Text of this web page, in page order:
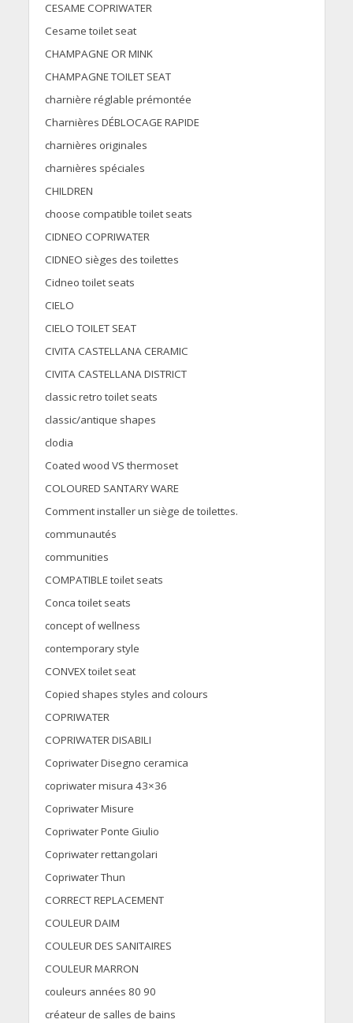
CESAME COPRIWATER
Cesame toilet seat
CHAMPAGNE OR MINK
CHAMPAGNE TOILET SEAT
charnière réglable prémontée
Charnières DÉBLOCAGE RAPIDE
charnières originales
charnières spéciales
CHILDREN
choose compatible toilet seats
CIDNEO COPRIWATER
CIDNEO sièges des toilettes
Cidneo toilet seats
CIELO
CIELO TOILET SEAT
CIVITA CASTELLANA CERAMIC
CIVITA CASTELLANA DISTRICT
classic retro toilet seats
classic/antique shapes
clodia
Coated wood VS thermoset
COLOURED SANTARY WARE
Comment installer un siège de toilettes.
communautés
communities
COMPATIBLE toilet seats
Conca toilet seats
concept of wellness
contemporary style
CONVEX toilet seat
Copied shapes styles and colours
COPRIWATER
COPRIWATER DISABILI
Copriwater Disegno ceramica
copriwater misura 43×36
Copriwater Misure
Copriwater Ponte Giulio
Copriwater rettangolari
Copriwater Thun
CORRECT REPLACEMENT
COULEUR DAIM
COULEUR DES SANITAIRES
COULEUR MARRON
couleurs années 80 90
créateur de salles de bains